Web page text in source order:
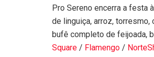
Pro Sereno encerra a festa
de linguiça, arroz,
bufê completo de feijoada,
Square / Flamengo /